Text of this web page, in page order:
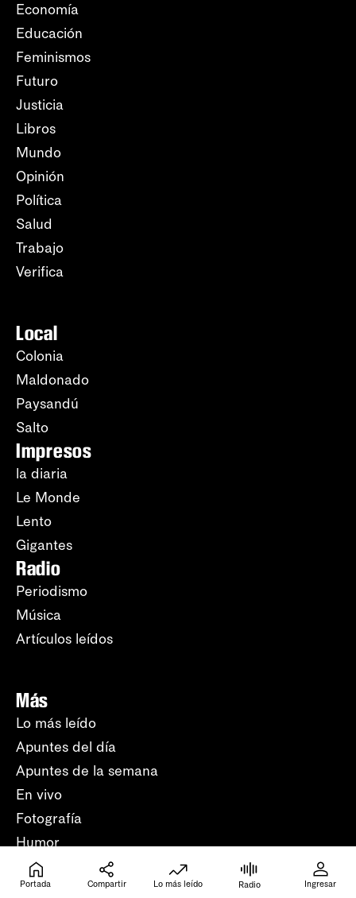
Economía
Educación
Feminismos
Futuro
Justicia
Libros
Mundo
Opinión
Política
Salud
Trabajo
Verifica
Local
Colonia
Maldonado
Paysandú
Salto
Impresos
la diaria
Le Monde
Lento
Gigantes
Radio
Periodismo
Música
Artículos leídos
Más
Lo más leído
Apuntes del día
Apuntes de la semana
En vivo
Fotografía
Humor
Crucigramas
Beneficios
Portada Compartir Lo más leído Radio Ingresar